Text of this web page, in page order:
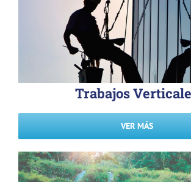
Trabajos
VER MÁS